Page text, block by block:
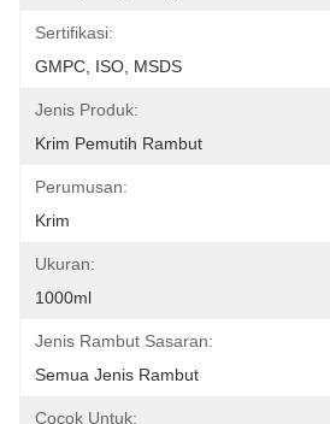
Sertifikasi:
GMPC, ISO, MSDS
Jenis Produk:
Krim Pemutih Rambut
Perumusan:
Krim
Ukuran:
1000ml
Jenis Rambut Sasaran:
Semua Jenis Rambut
Cocok Untuk: